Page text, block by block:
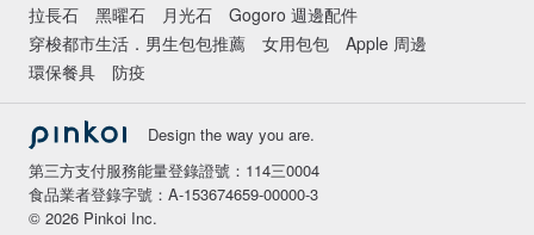
拉長石
黑曜石 月光石
Gogoro 週邊配件
穿梭都市生活．男生包包推薦
女用包包
Apple 周邊
環保餐具
防疫
Design the way you are.
第三方支付服務能量登錄證號：114三0004
食品業者登錄字號：A-153674659-00000-3
© 2026 Pinkoi Inc.